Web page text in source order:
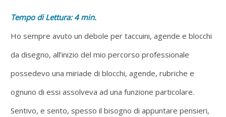
Tempo di Lettura:4 min.
Ho sempre avuto un debole per taccuini, agende e blocchi
da disegno, all’inizio del mio percorso professionale
possedevo una miriade di blocchi, agende, rubriche e
ognuno di essi assolveva ad una funzione particolare.
Sentivo, e sento, spesso il bisogno di appuntare pensieri,